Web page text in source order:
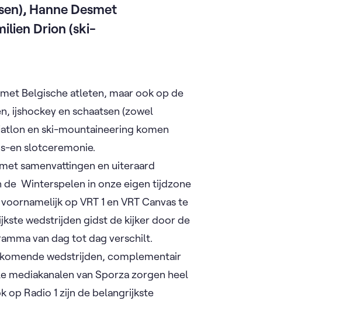
Hanne Desmet
Drion (ski-
Belgische atleten, maar ook op de
ijshockey en schaatsen (zowel
en ski-mountaineering komen
en slotceremonie.
samenvattingen en uiteraard
Winterspelen in onze eigen tijdzone
op VRT 1 en VRT Canvas te
wedstrijden gidst de kijker door de
van dag tot dag verschilt.
wedstrijden, complementair
mediakanalen van Sporza zorgen heel
Radio 1 zijn de belangrijkste